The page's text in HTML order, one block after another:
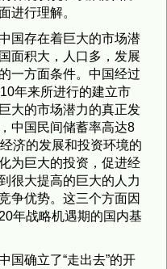
进行理解。
国存在着巨大的市场潜
面积大，人口多，发展
一方面条件。中国经过
年来所进行的建立市
大的市场潜力的真正发
中国民间储蓄率高达8
济的发展和投资环境的
为巨大的投资，促进经
很大提高的巨大的人力
争优势。这三个方面因
年战略机遇期的国内基
国确立了“走出去”的开